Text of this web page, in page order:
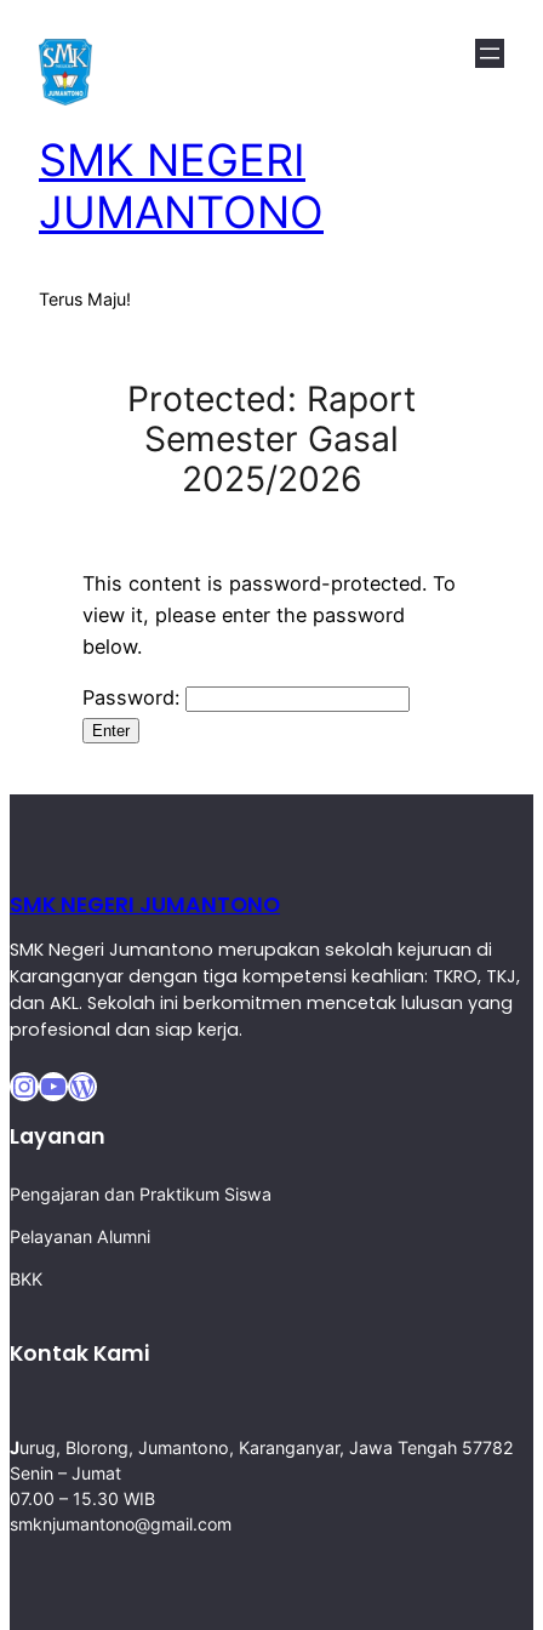
content
SMK NEGERI
JUMANTONO
Terus Maju!
Protected: Raport
Semester Gasal
2025/2026
This content is password-protected. To
view it, please enter the password
below.
Password:
SMK NEGERI JUMANTONO
SMK Negeri Jumantono merupakan sekolah kejuruan di
Karanganyar dengan tiga kompetensi keahlian: TKRO, TKJ,
dan AKL. Sekolah ini berkomitmen mencetak lulusan yang
profesional dan siap kerja.
InstagramYouTube WordPress
Layanan
Pengajaran dan Praktikum Siswa
Pelayanan Alumni
BKK
Kontak Kami
Jurug, Blorong, Jumantono, Karanganyar, Jawa Tengah 57782 ​
Senin – Jumat
07.00 – 15.30 WIB
smknjumantono@gmail.com